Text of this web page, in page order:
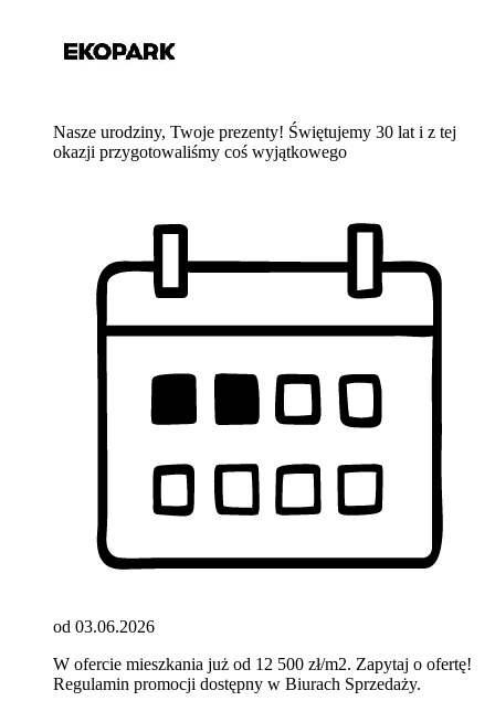
Nasze urodziny, Twoje prezenty! Świętujemy 30 lat i z tej
okazji przygotowaliśmy coś wyjątkowego
od 03.06.2026
W ofercie mieszkania już od 12 500 zł/m2. Zapytaj o ofertę!
Regulamin promocji dostępny w Biurach Sprzedaży.